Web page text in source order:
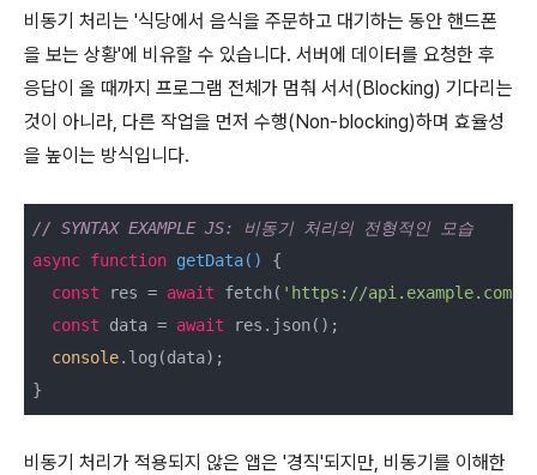
비동기 처리는 '식당에서 음식을 주문하고 대기하는 동안 핸드폰
을 보는 상황'에 비유할 수 있습니다. 서버에 데이터를 요청한 후
응답이 올 때까지 프로그램 전체가 멈춰 서서(Blocking) 기다리는
것이 아니라, 다른 작업을 먼저 수행(Non-blocking)하며 효율성
을 높이는 방식입니다.
// SYNTAX EXAMPLE JS: 비동기 처리의 전형적인 모습
async function getData( ) {
const res = await fetch( 'https://api.example.com'
const data = await res.json();
console.log(data);
비동기 처리가 적용되지 않은 앱은 '경직'되지만, 비동기를 이해한